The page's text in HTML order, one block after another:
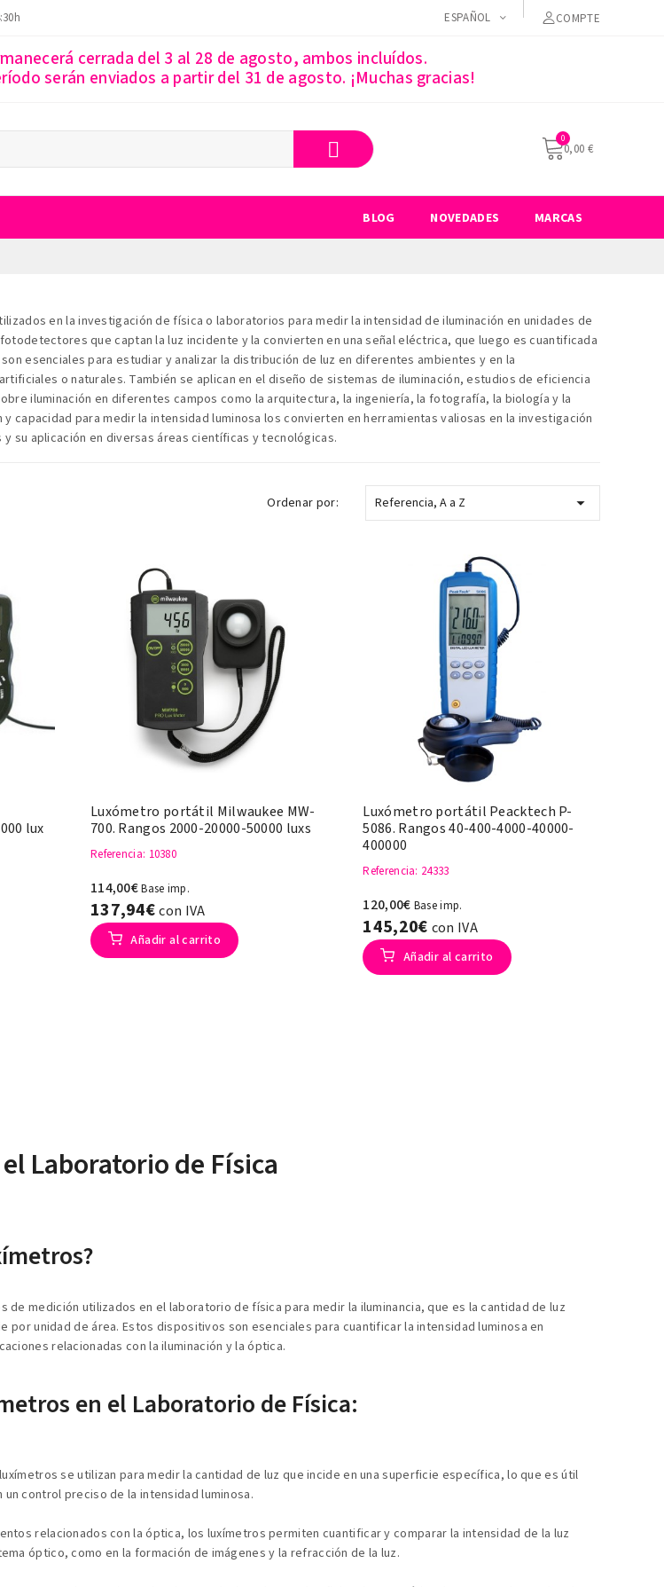
ESPAÑOL COMPTE
cerrada del 3 al 28 de agosto, ambos incluídos.
serán enviados a partir del 31 de agosto. ¡Muchas gracias!
0,00 €
BLOG NOVEDADES MARCAS
en la investigación de física o laboratorios para medir la intensidad de iluminación en unidades de
que captan la luz incidente y la convierten en una señal eléctrica, que luego es cuantificada
esenciales para estudiar y analizar la distribución de luz en diferentes ambientes y en la
o naturales. También se aplican en el diseño de sistemas de iluminación, estudios de eficiencia
iluminación en diferentes campos como la arquitectura, la ingeniería, la fotografía, la biología y la
capacidad para medir la intensidad luminosa los convierten en herramientas valiosas en la investigación
su aplicación en diversas áreas científicas y tecnológicas.
Ordenar por: Referencia, A a Z 
lux
Luxómetro portátil Milwaukee MW-
700. Rangos 2000-20000-50000 luxs
Referencia: 10380
114,00€Base imp.
137,94€con IVA
Añadir al carrito
Luxómetro portátil Peacktech P-
5086. Rangos 40-400-4000-40000-
400000
Referencia: 24333
120,00€ Base imp.
145,20€ con IVA
Añadir al carrito
Laboratorio de Física
de medición utilizados en el laboratorio de física para medir la iluminancia, que es la cantidad de luz
por unidad de área. Estos dispositivos son esenciales para cuantificar la intensidad luminosa en
relacionadas con la iluminación y la óptica.
en el Laboratorio de Física:
se utilizan para medir la cantidad de luz que incide en una superficie específica, lo que es útil
control preciso de la intensidad luminosa.
relacionados con la óptica, los luxímetros permiten cuantificar y comparar la intensidad de la luz
óptico, como en la formación de imágenes y la refracción de la luz.